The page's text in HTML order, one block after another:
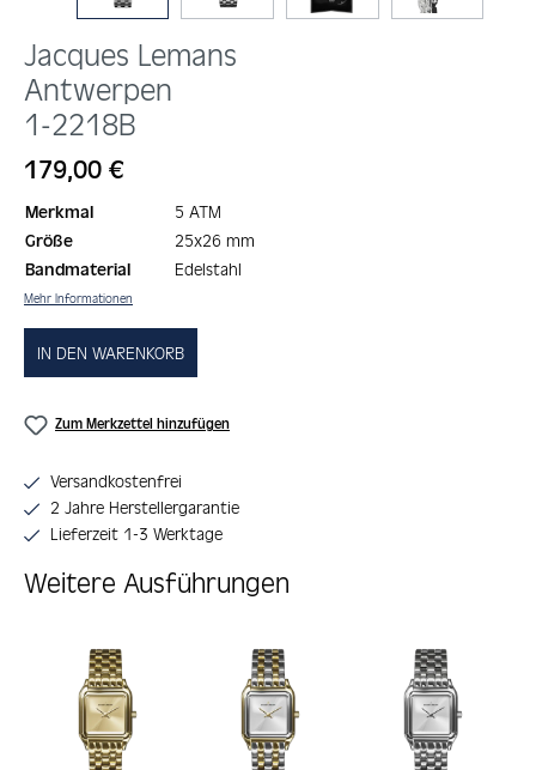
Jacques Lemans
Antwerpen
1-2218B
Regulärer Preis:
179,00 €
Merkmal
5 ATM
Größe
25x26 mm
Bandmaterial
Edelstahl
Mehr Informationen
IN DEN WARENKORB
Zum Merkzettel hinzufügen
Versandkostenfrei
2 Jahre Herstellergarantie
Lieferzeit 1-3 Werktage
Weitere Ausführungen
Produktgalerie überspringen